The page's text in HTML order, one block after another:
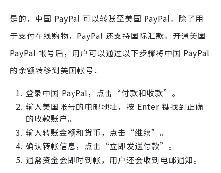
是的，中国 PayPal 可以转账至美国 PayPal。除了用
于支付在线购物，PayPal 还支持国际汇款。开通美国
PayPal 帐号后，用户可以通过以下步骤将中国 PayPal
的余额转移到美国帐号：
登录中国 PayPal，点击“付款和收款”。
输入美国帐号的电邮地址，按 Enter 键找到正确
的收款账户。
输入转账金额和货币，点击“继续”。
确认转帐信息，点击“立即发送付款”。
通常资金会即时到帐，用户还会收到电邮通知。